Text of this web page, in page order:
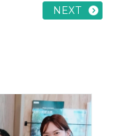
NEXT